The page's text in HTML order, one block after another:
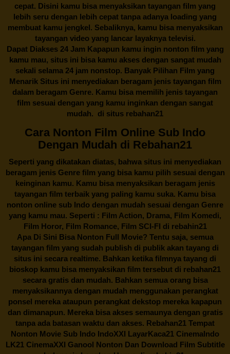
cepat. Disini kamu bisa menyaksikan tayangan film yang
lebih seru dengan lebih cepat tanpa adanya loading yang
membuat kamu jengkel. Sebaliknya, kamu bisa menyaksikan
tayangan video yang lancar layaknya televisi.
Dapat Diakses 24 Jam Kapapun kamu ingin nonton film yang
kamu mau, situs ini bisa kamu akses dengan sangat mudah
sekali selama 24 jam nonstop. Banyak Pilihan Film yang
Menarik Situs ini menyediakan beragam jenis tayangan film
dalam beragam Genre. Kamu bisa memilih jenis tayangan
film sesuai dengan yang kamu inginkan dengan sangat
mudah. di situs rebahan21
Cara Nonton Film Online Sub Indo
Dengan Mudah di Rebahan21
Seperti yang dikatakan diatas, bahwa situs ini menyediakan
beragam jenis Genre film yang bisa kamu pilih sesuai dengan
keinginan kamu. Kamu bisa menyaksikan beragam jenis
tayangan film terbaik yang paling kamu suka. Kamu bisa
nonton online sub Indo dengan mudah sesuai dengan Genre
yang kamu mau. Seperti : Film Action, Drama, Film Komedi,
Film Horor, Film Romance, Film SCI-FI di rebahin21
Apa Di Sini Bisa Nonton Full Movie? Tentu saja, semua
tayangan film yang sudah publish di publik akan tayang di
situs ini secara realtime. Bahkan ketika filmnya tayang di
bioskop kamu bisa menyaksikan film tersebut di rebahan21
secara gratis dan mudah. Bahkan semua orang bisa
menyaksikannya dengan mudah menggunakan perangkat
ponsel mereka ataupun perangkat dekstop mereka kapapun
dan dimanapun. Mereka bisa akses semaunya dengan gratis
tanpa ada batasan waktu dan akses. Rebahan21 Tempat
Nonton Movie Sub Indo IndoXXI LayarKaca21 CinemaIndo
LK21 CinemaXXI Ganool Nonton Dan Download Film Subtitle